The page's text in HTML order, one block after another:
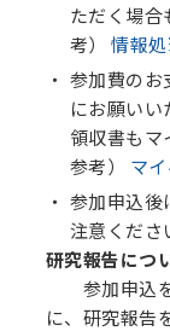
ただく場合
考）情報
参加費のお
にお願いい
領収書もマ
参考） マ
参加申込後
注意くださ
研究報告につ
参加申込を
に、研究報告